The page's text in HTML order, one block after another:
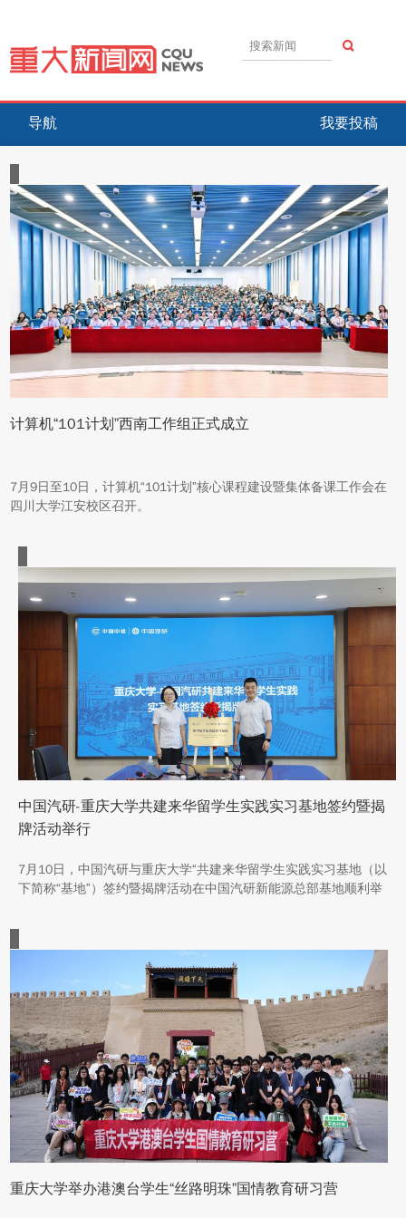
导航 我要投稿
计算机“101计划”西南工作组正式成立
7月9日至10日，计算机“101计划”核心课程建设暨集体备课工作会在
四川大学江安校区召开。
中国汽研-重庆大学共建来华留学生实践实习基地签约暨揭
牌活动举行
7月10日，中国汽研与重庆大学“共建来华留学生实践实习基地（以
下简称“基地”）签约暨揭牌活动在中国汽研新能源总部基地顺利举
与交流处处长兼留学生事务管理中心主任阳春出席活动，双方相关
职能负责人、教师代表及来华留学生代表共同参与。
重庆大学举办港澳台学生“丝路明珠”国情教育研习营